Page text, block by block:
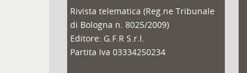
Rivista telematica (Reg.ne Tribunale
di Bologna n. 8025/2009)
Editore: G.F.R S.r.l.
Partita Iva 03334250234